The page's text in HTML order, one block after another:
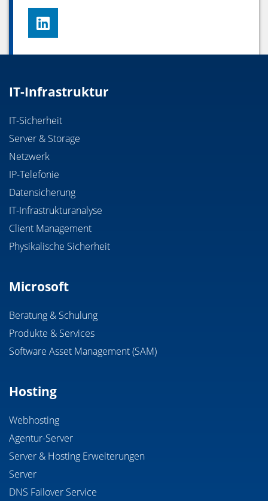
IT-Infrastruktur
IT-Sicherheit
Server & Storage
Netzwerk
IP-Telefonie
Datensicherung
IT-Infrastrukturanalyse
Client Management
Physikalische Sicherheit
Microsoft
Beratung & Schulung
Produkte & Services
Software Asset Management (SAM)
Hosting
Webhosting
Agentur-Server
Server & Hosting Erweiterungen
Server
DNS Failover Service